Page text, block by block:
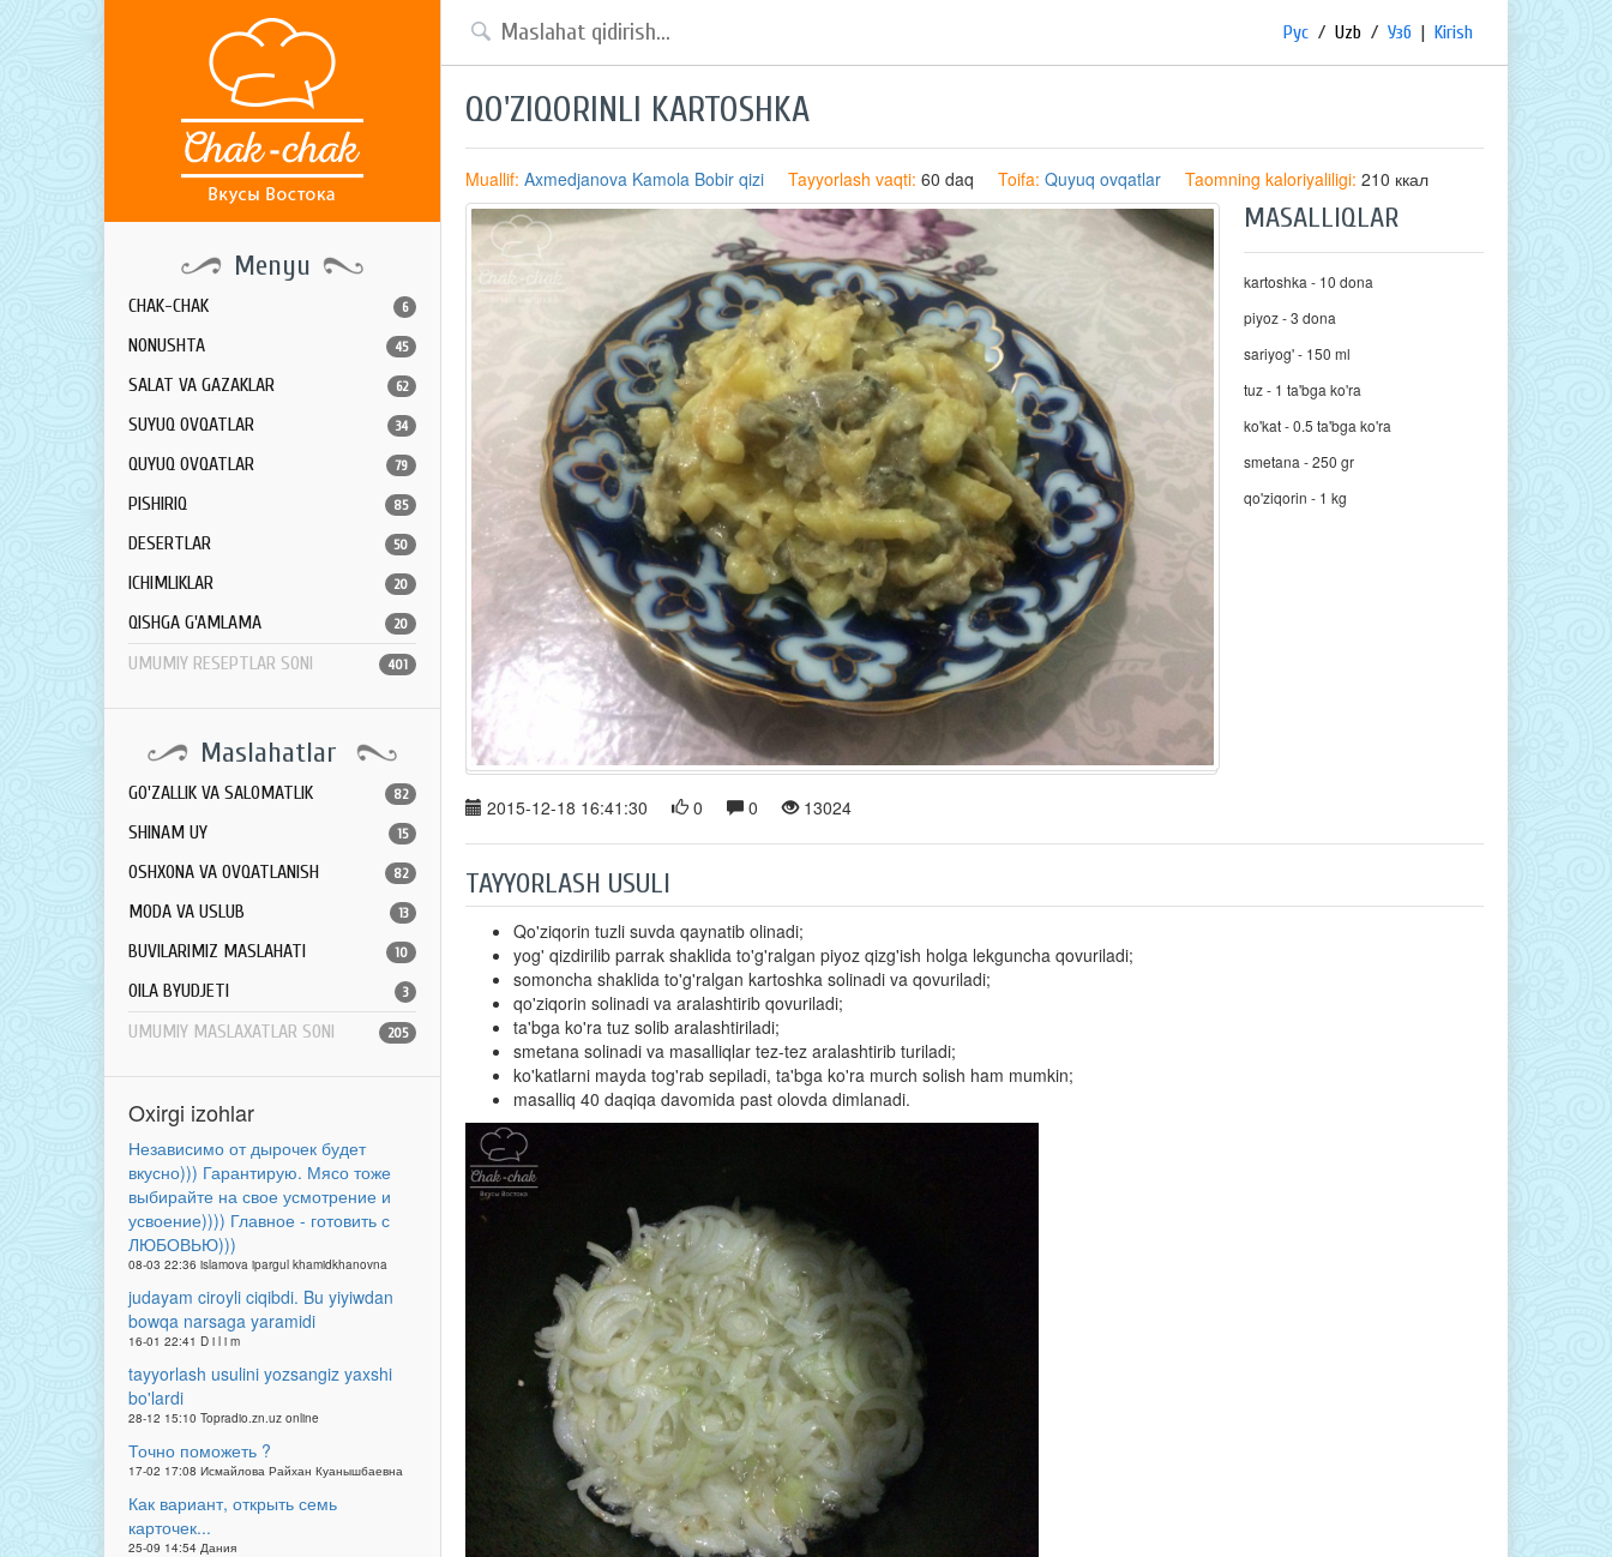
Menyu
CHAK-CHAK 6
NONUSHTA 45
SALAT VA GAZAKLAR 62
SUYUQ OVQATLAR 34
QUYUQ OVQATLAR 79
PISHIRIQ 85
DESERTLAR 50
ICHIMLIKLAR 20
QISHGA G'AMLAMA 20
UMUMIY RESEPTLAR SONI 401
Maslahatlar
GO'ZALLIK VA SALOMATLIK 82
SHINAM UY 15
OSHXONA VA OVQATLANISH 82
MODA VA USLUB 13
BUVILARIMIZ MASLAHATI 10
OILA BYUDJETI 3
UMUMIY MASLAXATLAR SONI 205
Oxirgi izohlar
Независимо от дырочек будет
вкусно))) Гарантирую. Мясо тоже
выбирайте на свое усмотрение и
усвоение)))) Главное - готовить с
ЛЮБОВЬЮ)))
08-03 22:36 islamova ipargul khamidkhanovna
judayam ciroyli ciqibdi. Bu yiyiwdan
bowqa narsaga yaramidi
16-01 22:41 D i l i m
tayyorlash usulini yozsangiz yaxshi
bo'lardi
28-12 15:10 Topradio.zn.uz online
Точно поможеть ?
17-02 17:08 Исмайлова Райхан Куанышбаевна
Как вариант, открыть семь
карточек...
25-09 14:54 Дания
Рус / Uzb / Узб | Kirish
QO'ZIQORINLI KARTOSHKA
Muallif: Axmedjanova Kamola Bobir qizi Tayyorlash vaqti: 60 daq Toifa: Quyuq ovqatlar Taomning kaloriyaliligi: 210 ккал
2015-12-18 16:41:30 0 0 13024
MASALLIQLAR
kartoshka - 10 dona
piyoz - 3 dona
sariyog' - 150 ml
tuz - 1 ta'bga ko'ra
ko'kat - 0.5 ta'bga ko'ra
smetana - 250 gr
qo'ziqorin - 1 kg
TAYYORLASH USULI
Qo'ziqorin tuzli suvda qaynatib olinadi;
yog' qizdirilib parrak shaklida to'g'ralgan piyoz qizg'ish holga lekguncha qovuriladi;
somoncha shaklida to'g'ralgan kartoshka solinadi va qovuriladi;
qo'ziqorin solinadi va aralashtirib qovuriladi;
ta'bga ko'ra tuz solib aralashtiriladi;
smetana solinadi va masalliqlar tez-tez aralashtirib turiladi;
ko'katlarni mayda tog'rab sepiladi, ta'bga ko'ra murch solish ham mumkin;
masalliq 40 daqiqa davomida past olovda dimlanadi.